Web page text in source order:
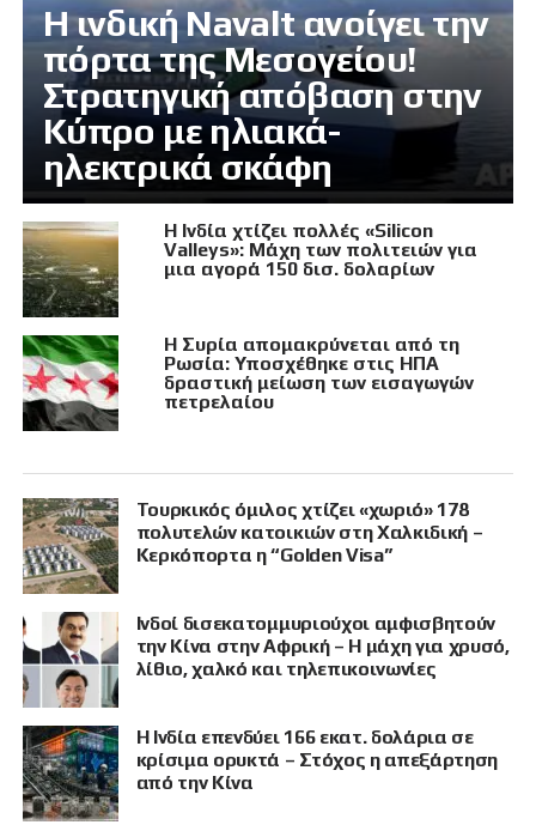
Η ινδική Navalt ανοίγει την
πόρτα της Μεσογείου!
Στρατηγική απόβαση στην
Κύπρο με ηλιακά-
ηλεκτρικά σκάφη
Η Ινδία χτίζει πολλές «Silicon
Valleys»: Μάχη των πολιτειών για
μια αγορά 150 δισ. δολαρίων
Η Συρία απομακρύνεται από τη
Ρωσία: Υποσχέθηκε στις ΗΠΑ
δραστική μείωση των εισαγωγών
πετρελαίου
Τουρκικός όμιλος χτίζει «χωριό» 178
πολυτελών κατοικιών στη Χαλκιδική –
Κερκόπορτα η “Golden Visa”
Ινδοί δισεκατομμυριούχοι αμφισβητούν
την Κίνα στην Αφρική – Η μάχη για χρυσό,
λίθιο, χαλκό και τηλεπικοινωνίες
Η Ινδία επενδύει 166 εκατ. δολάρια σε
κρίσιμα ορυκτά – Στόχος η απεξάρτηση
από την Κίνα